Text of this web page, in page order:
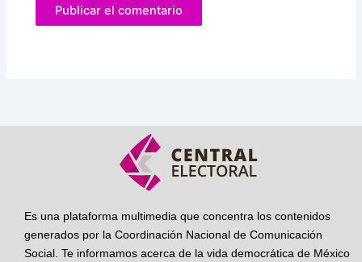
Es una plataforma multimedia que concentra los contenidos
generados por la Coordinación Nacional de Comunicación
Social. Te informamos acerca de la vida democrática de México